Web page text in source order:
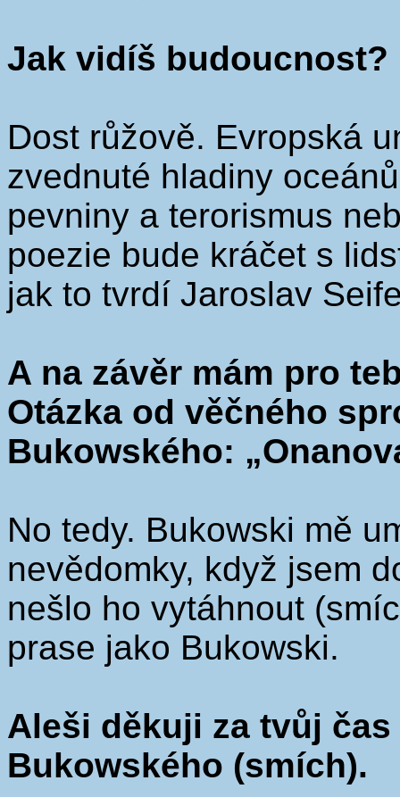
Jak vidíš budoucnost?
Dost růžově. Evropská
zvednuté hladiny
pevniny a terorismus
poezie bude kráčet s
jak to tvrdí Jaroslav
A na závěr mám pro
Otázka od věčného
Bukowského:
No tedy. Bukowski mě
nevědomky, když jsem
nešlo ho vytáhnout
prase jako Bukowski.
Aleši děkuji za tvůj
Bukowského (smích).